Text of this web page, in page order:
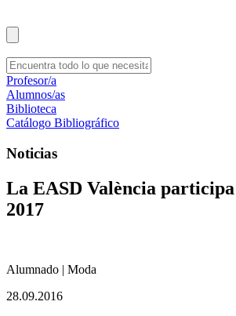
Profesor/a
Alumnos/as
Biblioteca
Catálogo Bibliográfico
Noticias
La EASD València
2017
Alumnado | Moda
28.09.2016